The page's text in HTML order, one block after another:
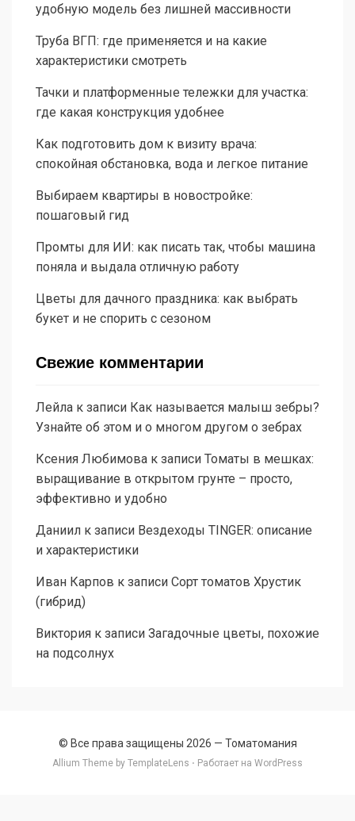
удобную модель без лишней массивности
Труба ВГП: где применяется и на какие
характеристики смотреть
Тачки и платформенные тележки для участка:
где какая конструкция удобнее
Как подготовить дом к визиту врача:
спокойная обстановка, вода и легкое питание
Выбираем квартиры в новостройке:
пошаговый гид
Промты для ИИ: как писать так, чтобы машина
поняла и выдала отличную работу
Цветы для дачного праздника: как выбрать
букет и не спорить с сезоном
Свежие комментарии
Лейла к записи Как называется малыш зебры?
Узнайте об этом и о многом другом о зебрах
Ксения Любимова к записи Томаты в мешках:
выращивание в открытом грунте – просто,
эффективно и удобно
Даниил к записи Вездеходы TINGER: описание
и характеристики
Иван Карпов к записи Сорт томатов Хрустик
(гибрид)
Виктория к записи Загадочные цветы, похожие
на подсолнух
© Все права защищены 2026 — Томатомания
Allium Theme by TemplateLens ⋅ Работает на WordPress